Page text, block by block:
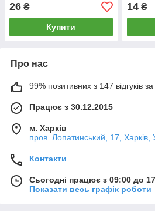
26 ₴
Купити
14₴
Про нас
99% позитивних з 147 відгуків за
Працює з 30.12.2015
м. Харків
пров. Лопатинський, 17, Харків,
Контакти
Сьогодні працює з 09:00 до
Показати весь графік роботи